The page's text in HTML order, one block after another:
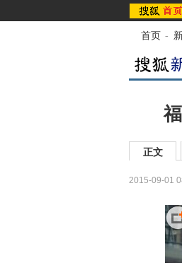
首页 -
正文
2015-09-01